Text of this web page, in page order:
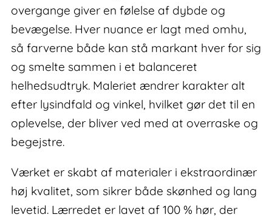
overgange giver en følelse af dybde og
bevægelse. Hver nuance er lagt med omhu,
så farverne både kan stå markant hver for sig
og smelte sammen i et balanceret
helhedsudtryk. Maleriet ændrer karakter alt
efter lysindfald og vinkel, hvilket gør det til en
oplevelse, der bliver ved med at overraske og
begejstre.
Værket er skabt af materialer i ekstraordinær
høj kvalitet, som sikrer både skønhed og lang
levetid. Lærredet er lavet af 100 % hør, der